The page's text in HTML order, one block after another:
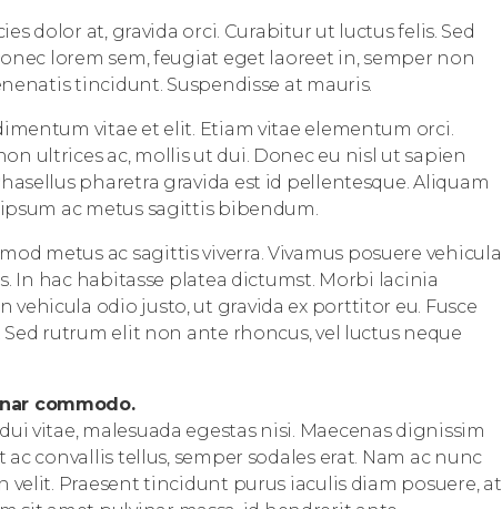
dolor at, gravida orci. Curabitur ut luctus felis. Sed
lorem sem, feugiat eget laoreet in, semper non
tincidunt. Suspendisse at mauris.
vitae et elit. Etiam vitae elementum orci.
ultrices ac, mollis ut dui. Donec eu nisl ut sapien
pharetra gravida est id pellentesque. Aliquam
ac metus sagittis bibendum.
metus ac sagittis viverra. Vivamus posuere vehicula
In hac habitasse platea dictumst. Morbi lacinia
vehicula odio justo, ut gravida ex porttitor eu. Fusce
rutrum elit non ante rhoncus, vel luctus neque
commodo.
vitae, malesuada egestas nisi. Maecenas dignissim
convallis tellus, semper sodales erat. Nam ac nunc
velit. Praesent tincidunt purus iaculis diam posuere, at